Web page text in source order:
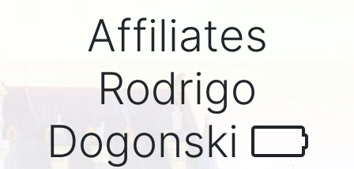
Affiliates
Rodrigo
Dogonski